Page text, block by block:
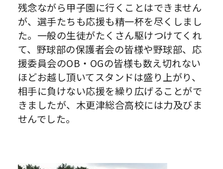
残念ながら甲子園に行くことはできません
が、選手たちも応援も精一杯を尽くしまし
た。一般の生徒がたくさん駆けつけてくれ
て、野球部の保護者会の皆様や野球部、応
援委員会のOB・OGの皆様も数え切れない
ほどお越し頂いてスタンドは盛り上がり、
相手に負けない応援を繰り広げることがで
きましたが、木更津総合高校には力及びま
せんでした。